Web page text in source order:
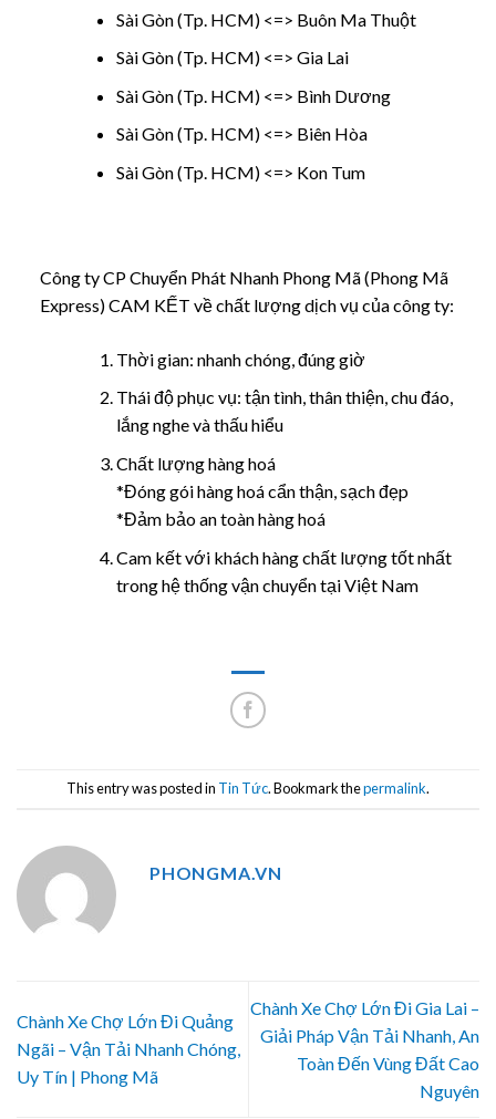
Sài Gòn (Tp. HCM) <=> Buôn Ma Thuột
Sài Gòn (Tp. HCM) <=> Gia Lai
Sài Gòn (Tp. HCM) <=> Bình Dương
Sài Gòn (Tp. HCM) <=> Biên Hòa
Sài Gòn (Tp. HCM) <=> Kon Tum
Công ty CP Chuyển Phát Nhanh Phong Mã (Phong Mã
Express) CAM KẾT về chất lượng dịch vụ của công ty:
Thời gian: nhanh chóng, đúng giờ
Thái độ phục vụ: tận tình, thân thiện, chu đáo,
lắng nghe và thấu hiểu
Chất lượng hàng hoá
*Đóng gói hàng hoá cẩn thận, sạch đẹp
*Đảm bảo an toàn hàng hoá
Cam kết với khách hàng chất lượng tốt nhất
trong hệ thống vận chuyển tại Việt Nam
This entry was posted in Tin Tức. Bookmark thepermalink.
PHONGMA.VN
Chành Xe Chợ Lớn Đi Quảng
Ngãi – Vận Tải Nhanh Chóng,
Uy Tín | Phong Mã
Chành Xe Chợ Lớn Đi Gia Lai –
Giải Pháp Vận Tải Nhanh, An
Toàn Đến Vùng Đất Cao
Nguyên